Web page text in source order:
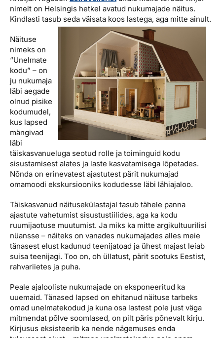
nimelt on Helsingis hetkel avatud nukumajade näitus.
Kindlasti tasub seda väisata koos lastega, aga mitte ainult.
Näituse
nimeks on
“Unelmate
kodu” – on
ju nukumaja
läbi aegade
olnud pisike
kodumudel,
kus lapsed
mängivad
läbi
täiskasvanueluga seotud rolle ja toiminguid kodu
sisustamisest alates ja laste kasvatamisega lõpetades.
Nõnda on erinevatest ajastutest pärit nukumajad
omamoodi ekskursiooniks kodudesse läbi lähiajaloo.
Täiskasvanud näitusekülastajal tasub tähele panna
ajastute vahetumist sisustustiilides, aga ka kodu
ruumijaotuse muutumist. Ja miks ka mitte argikultuurilisi
nüansse – näiteks on vanades nukumajades alles meie
tänasest elust kadunud teenijatoad ja ühest majast leiab
suisa teenijagi. Too on, oh üllatust, pärit sootuks Eestist,
rahvariietes ja puha.
Peale ajalooliste nukumajade on eksponeeritud ka
uuemaid. Tänased lapsed on ehitanud näituse tarbeks
omad unelmatekodud ja kuna osa lastest pole just väga
mitmendat põlve soomlased, on pilt päris põnevalt kirju.
Kirjusus eksisteerib ka nende nägemuses enda